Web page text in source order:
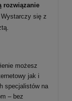
rozwiązanie
Wystarczy się z
możesz
jak i
specjalistów na
– bez